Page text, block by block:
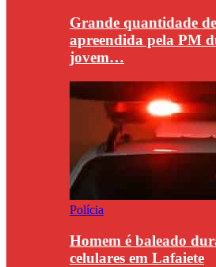
Grande quantidade
apreendida pela PM
jovem…
Polícia
Homem é baleado
celulares em Lafaiete